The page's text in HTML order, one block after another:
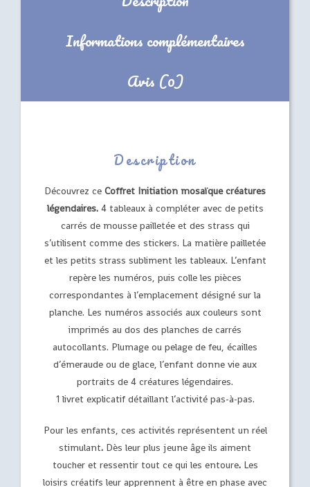
Informations complémentaires
Avis (0)
Description
Découvrez ce Coffret Initiation mosaïque créatures
légendaires.4 tableaux à compléter avec de petits
carrés de mousse pailletée et des strass qui
s’utilisent comme des stickers. La matière pailletée
et les petits strass subliment les tableaux. L’enfant
repère les numéros, puis colle les pièces
correspondantes à l’emplacement désigné sur la
planche. Les numéros associés aux couleurs sont
imprimés au dos des planches de carrés
autocollants. Plumage ou pelage de feu, écailles
d’émeraude ou de glace, l’enfant donne vie aux
portraits de 4 créatures légendaires.
1 livret explicatif détaillant l’activité pas-à-pas.
Pour les enfants, ces activités représentent un réel
stimulant. Dès leur plus jeune âge ils aiment
toucher et ressentir tout ce qui les entoure. Les
loisirs créatifs leur apprennent à être en phase avec